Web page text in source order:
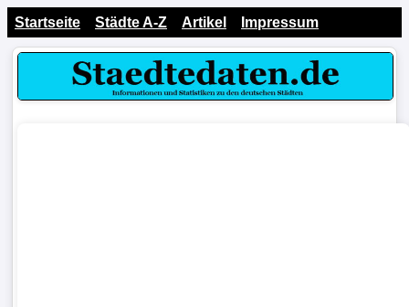
Startseite Städte A-Z Artikel Impressum